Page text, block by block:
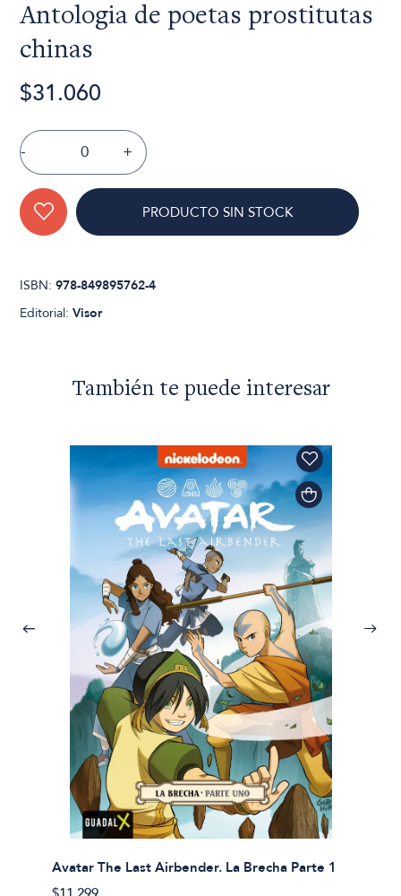
Antologia de poetas prostitutas
chinas
$31.060
- +
PRODUCTO SIN STOCK
ISBN:978-849895762-4
Editorial:Visor
También te puede interesar
Avatar The Last Airbender. La Brecha Parte 1